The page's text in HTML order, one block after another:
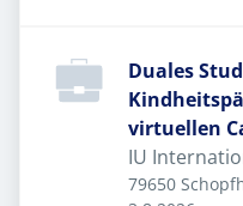
Duales
virtuellen
Schopfheim
IU
79650